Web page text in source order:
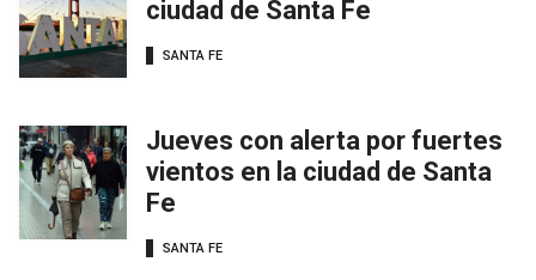
ciudad de Santa Fe
SANTA FE
Jueves con alerta por fuertes
vientos en la ciudad de Santa
Fe
SANTA FE